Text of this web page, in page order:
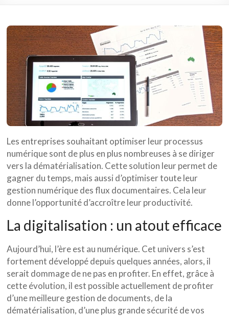
Les entreprises souhaitant optimiser leur processus
numérique sont de plus en plus nombreuses à se diriger
vers la dématérialisation. Cette solution leur permet de
gagner du temps, mais aussi d’optimiser toute leur
gestion numérique des flux documentaires. Cela leur
donne l’opportunité d’accroître leur productivité.
La digitalisation : un atout efficace
Aujourd’hui, l’ère est au numérique. Cet univers s’est
fortement développé depuis quelques années, alors, il
serait dommage de ne pas en profiter. En effet, grâce à
cette évolution, il est possible actuellement de profiter
d’une meilleure gestion de documents, de la
dématérialisation, d’une plus grande sécurité de vos